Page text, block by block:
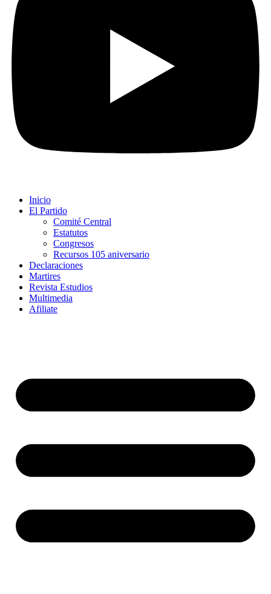
Inicio
El Partido
Comité Central
Estatutos
Congresos
Recursos 105 aniversario
Declaraciones
Martires
Revista Estudios
Multimedia
Afiliate